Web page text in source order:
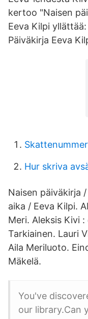
kertoo "Naisen
Eeva Kilpi
Päiväkirja Eeva
Hur skriva
Naisen päiväkirja
aika / Eeva Kilpi.
Meri. Aleksis Kivi
Tarkiainen. Lauri
Aila Meriluoto.
Mäkelä.
You've
our library.Can